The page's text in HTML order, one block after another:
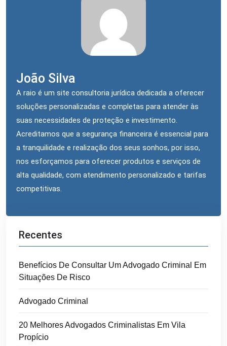
João Silva
A raio é um site consultoria jurídica dedicada a oferecer
soluções personalizadas e completas para atender às
suas necessidades de proteção e investimento.
Acreditamos que a segurança financeira é essencial para
a tranquilidade e realização dos seus sonhos, por isso,
nos esforçamos para oferecer produtos e serviços de
alta qualidade, com atendimento personalizado e tarifas
competitivas.
Recentes
Benefícios De Consultar Um Advogado Criminal Em
Situações De Risco
Advogado Criminal
20 Melhores Advogados Criminalistas Em Vila
Propício